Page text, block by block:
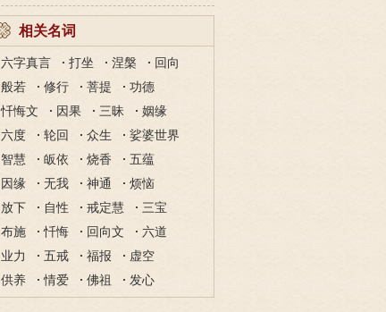
相关名词
六字真言 打坐 涅槃
回向
般若
修行 菩提
功德
忏悔文
因果 三昧
姻缘
六度
轮回 众生
娑婆世界
智慧
皈依 烧香
五蕴
因缘
无我 神通
烦恼
放下
自性 戒定慧
三宝
布施
忏悔 回向文
六道
业力
五戒 福报
虚空
供养
情爱 佛祖 发心